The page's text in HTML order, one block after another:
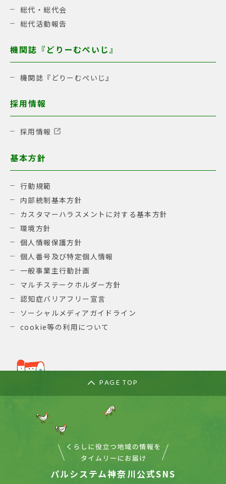
総代・総代会
総代活動報告
機関誌『どりーむぺいじ』
機関誌『どりーむぺいじ』
採用情報
採用情報
基本方針
行動規範
内部統制基本方針
カスタマーハラスメントに対する基本方針
環境方針
個人情報保護方針
個人番号及び特定個人情報
一般事業主行動計画
マルチステークホルダー方針
認知症バリアフリー宣言
ソーシャルメディアガイドライン
cookie等の利用について
PAGE TOP
パルシステム神奈川公式SNS